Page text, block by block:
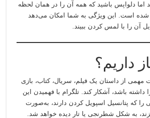
اما دلواپس باشید که همه آن را در همان لحظه
شده است. این ویژگی به شما امکان می‌دهد
آن را با لمس کردن ببیند.
داریم؟
از داستان یک فیلم، سریال، کتاب، بازی
داشته باشد، آشکار کند. تلگرام با فهمیدن این
را که پتانسیل اسپویل کردن دارند، به‌صورت
به شکل شطرنجی یا تار دیده خواهد شد.